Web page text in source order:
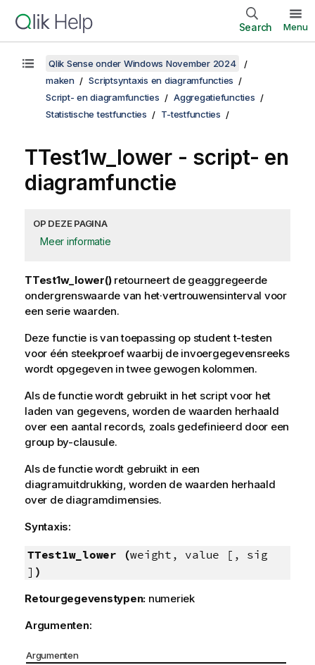
Search Menu
Qlik Sense onder Windows November 2024
maken
Scriptsyntaxis en diagramfuncties
Script- en diagramfuncties
Aggregatiefuncties
Statistische testfuncties
T-testfuncties
TTest1w_lower- script- en
diagramfunctie
OP DEZE PAGINA
Meer informatie
TTest1w_lower()retourneert de geaggregeerde
ondergrenswaarde van het·vertrouwensinterval voor
een serie waarden.
Deze functie is van toepassing op student t-testen
voor één steekproef waarbij de invoergegevensreeks
wordt opgegeven in twee gewogen kolommen.
Als de functie wordt gebruikt in het script voor het
laden van gegevens, worden de waarden herhaald
over een aantal records, zoals gedefinieerd door een
group by-clausule.
Als de functie wordt gebruikt in een
diagramuitdrukking, worden de waarden herhaald
over de diagramdimensies.
Syntaxis:
TTest1w_lower (weight, value [, sig
] )
Retourgegevenstypen: numeriek
Argumenten:
Argumenten